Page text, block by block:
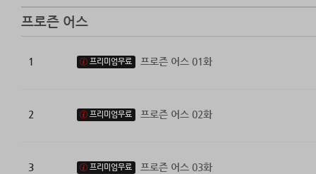
프로즌 어스
1 프리미엄무료 프로즌 어스 01화
2 프리미엄무료 프로즌 어스 02화
3 프리미엄무료 프로즌 어스 03화